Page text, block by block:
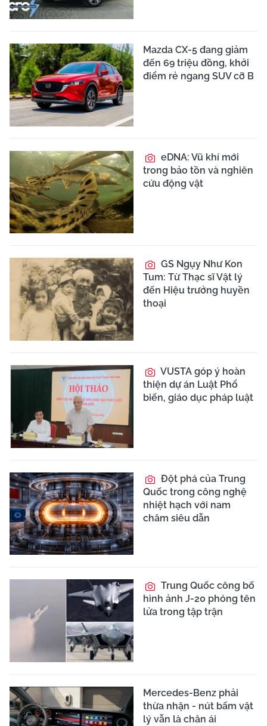
Mazda CX-5 đang giảm
đến 69 triệu đồng, khởi
điểm rẻ ngang SUV cỡ B
eDNA: Vũ khí mới
trong bảo tồn và nghiên
cứu động vật
GS Ngụy Như Kon
Tum: Từ Thạc sĩ Vật lý
đến Hiệu trưởng huyền
thoại
VUSTA góp ý hoàn
thiện dự án Luật Phổ
biến, giáo dục pháp luật
Đột phá của Trung
Quốc trong công nghệ
nhiệt hạch với nam
châm siêu dẫn
Trung Quốc công bố
hình ảnh J-20 phóng tên
lửa trong tập trận
Mercedes-Benz phải
thừa nhận - nút bấm vật
lý vẫn là chân ái